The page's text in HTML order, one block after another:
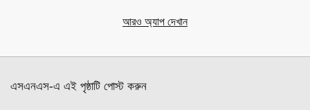
আরও অ্যাপ দেখান
এসএনএস-এ এই পৃষ্ঠাটি পোস্ট করুন